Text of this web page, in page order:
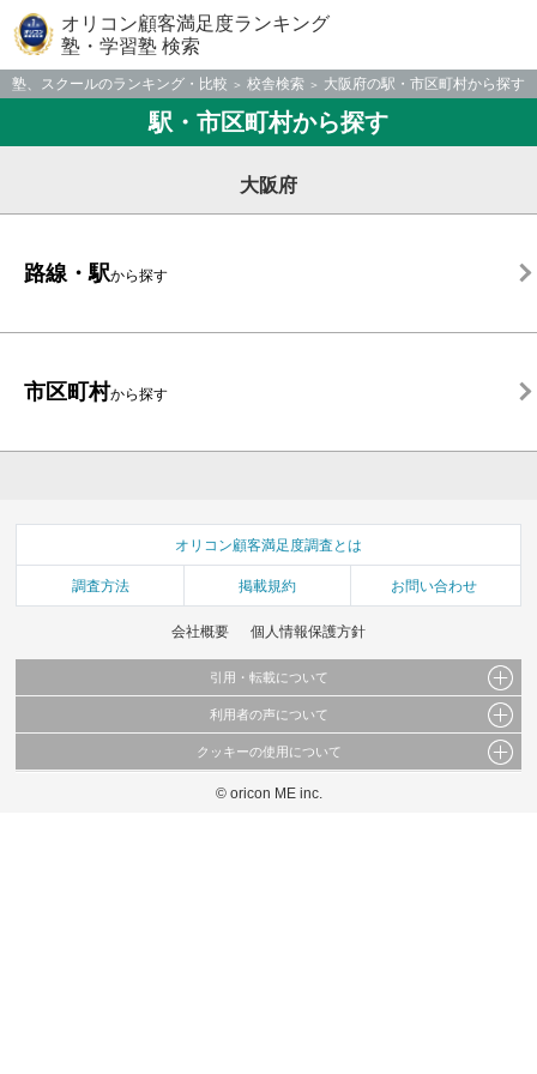
オリコン顧客満足度ランキング
塾・学習塾 検索
塾、スクールのランキング・比較 校舎検索 大阪府の駅・市区町村から探す
駅・市区町村から探す
大阪府
路線・駅から探す
市区町村から探す
オリコン顧客満足度調査とは
調査方法 掲載規約 お問い合わせ
会社概要 個人情報保護方針
引用・転載について
当サイトで公開されている情報（文字、写真、イラスト、画像データ等）及びこれらの配
これらの情報を権利者の許可なく無断転載・複製などの二次利用を行うことは固く禁じて
利用者の声について
当サイトに掲載している内容はすべてサービスの利用者が提出された見解・感想です。
弊社の見解・ 意見ではないことをご理解いただいた上でご覧ください。
クッキーの使用について
このサイトでは Cookie を使用して、ユーザーに合わせたコンテンツや広告の表示、ソー
© oricon ME inc.